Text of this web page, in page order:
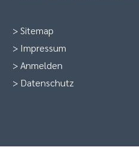
>Sitemap
> Impressum
>Anmelden
> Datenschutz